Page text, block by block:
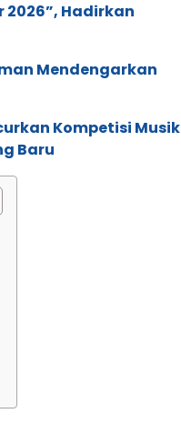
2026”, Hadirkan
Mendengarkan
Kompetisi Musik
Baru